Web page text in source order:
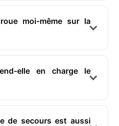
moi-même sur la
elle en charge le
de secours est aussi